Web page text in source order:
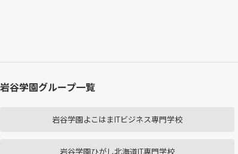
岩谷学園グループ一覧
岩谷学園よこはまITビジネス専門学校
岩谷学園ひがし北海道IT専門学校